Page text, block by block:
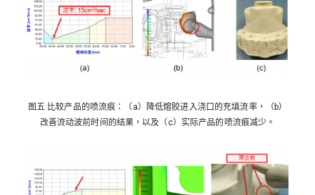
图五 比较产品的喷流痕：（a）降低熔胶进入浇口的充填流率，（b）
改善流动波前时间的结果，以及（c）实际产品的喷流痕减少。